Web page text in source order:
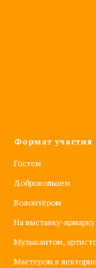
Формат участия
Гостем
Добровольцем
Волонтёром
На выставку-ярмарку
Музыкантом,
Мастером в